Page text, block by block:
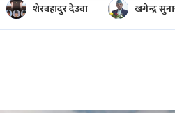
शेरबहादुर देउवा खगेन्द्र